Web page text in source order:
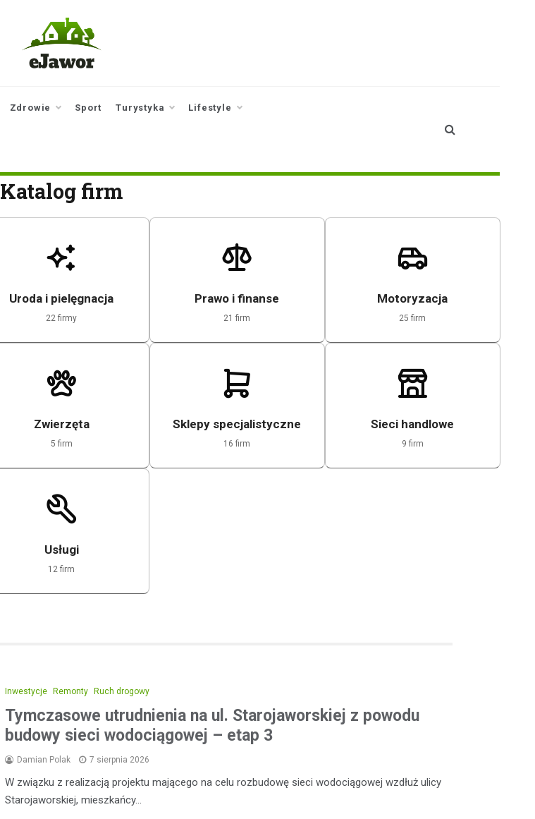
Jawora
Zdrowie Sport Turystyka Lifestyle
Katalog firm
Uroda i pielęgnacja
22 firmy
Prawo i finanse
21 firm
Motoryzacja
25 firm
Zwierzęta
5 firm
Sklepy specjalistyczne
16 firm
Sieci handlowe
9 firm
Usługi
12 firm
Inwestycje Remonty Ruch drogowy
Tymczasowe utrudnienia na ul. Starojaworskiej z powodu
budowy sieci wodociągowej – etap 3
Damian Polak 7 sierpnia 2026
W związku z realizacją projektu mającego na celu rozbudowę sieci wodociągowej wzdłuż ulicy
Starojaworskiej, mieszkańcy…